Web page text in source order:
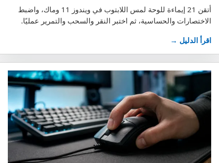
أتقن 21 إيماءة للوحة لمس اللابتوب في ويندوز 11 وماك، واضبط
الاختصارات والحساسية، ثم اختبر النقر والسحب والتمرير عمليًا.
اقرأ الدليل →